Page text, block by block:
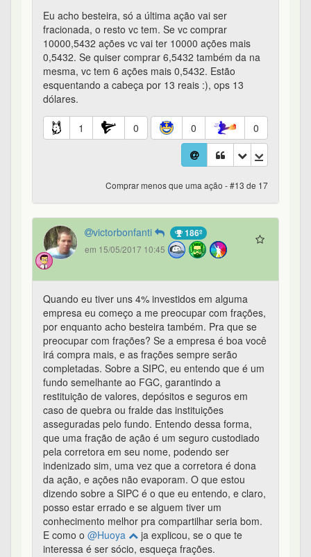
Eu acho besteira, só a última ação vai ser
fracionada, o resto vc tem. Se vc comprar
10000,5432 ações vc vai ter 10000 ações mais
0,5432. Se quiser comprar 6,5432 também da na
mesma, vc tem 6 ações mais 0,5432. Estão
esquentando a cabeça por 13 reais :), ops 13
dólares.
1 0 0 0
Comprar menos que uma ação - #13 de 17
victorbonfanti 186º
em 15/05/2017 10:45
Quando eu tiver uns 4% investidos em alguma
empresa eu começo a me preocupar com frações,
por enquanto acho besteira também. Pra que se
preocupar com frações? Se a empresa é boa você
irá compra mais, e as frações sempre serão
completadas. Sobre a SIPC, eu entendo que é um
fundo semelhante ao FGC, garantindo a
restituição de valores, depósitos e seguros em
caso de quebra ou fralde das instituições
asseguradas pelo fundo. Entendo dessa forma,
que uma fração de ação é um seguro custodiado
pela corretora em seu nome, podendo ser
indenizado sim, uma vez que a corretora é dona
da ação, e ações não evaporam. O que estou
dizendo sobre a SIPC é o que eu entendo, e claro,
posso estar errado e se alguem tiver um
conhecimento melhor pra compartilhar seria bom.
E como o @Huoya
ja explicou, se o que te
interessa é ser sócio, esqueça frações.